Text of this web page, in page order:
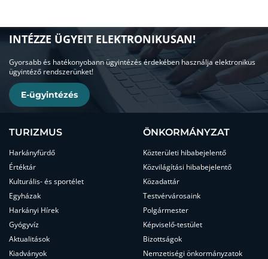
INTÉZZE ÜGYEIT ELEKTRONIKUSAN!
Gyorsabb és hatékonyobann ügyintézés érdekében használja elektronikus
ügyintéző rendszerünket!
E-ügyintézés
TURIZMUS
Harkányfürdő
Értéktár
Kulturális- és sportélet
Egyházak
Harkányi Hírek
Gyógyvíz
Aktualitások
Kiadványok
ÖNKORMÁNYZAT
Közterületi hibabejelentő
Közvilágítási hibabejelentő
Közadattár
Testvérvárosaink
Polgármester
Képviselő-testület
Bizottságok
Nemzetiségi önkormányzatok